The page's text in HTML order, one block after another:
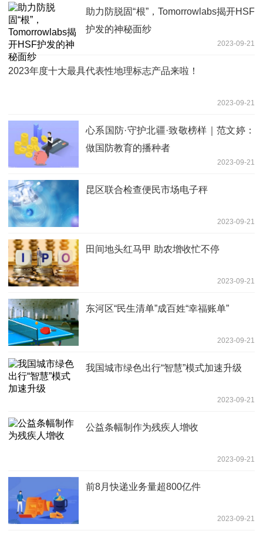
助力防脱固“根”，Tomorrowlabs揭开HSF
护发的神秘面纱
2023-09-21
2023年度十大最具代表性地理标志产品来啦！
2023-09-21
心系国防·守护北疆·致敬榜样｜范文婷：
做国防教育的播种者
2023-09-21
昆区联合检查便民市场电子秤
2023-09-21
田间地头红马甲 助农增收忙不停
2023-09-21
东河区“民生清单”成百姓“幸福账单”
2023-09-21
我国城市绿色出行“智慧”模式加速升级
2023-09-21
公益条幅制作为残疾人增收
2023-09-21
前8月快递业务量超800亿件
2023-09-21